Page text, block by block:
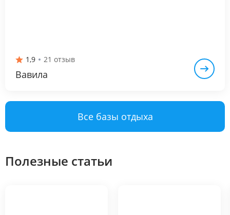
1,9 21 отзыв
Вавила
Все базы отдыха
Полезные статьи